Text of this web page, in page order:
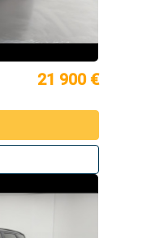
21 900 €